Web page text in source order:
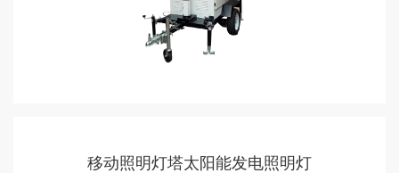
移动照明灯塔太阳能发电照明灯